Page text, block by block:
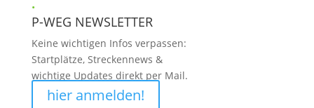
•
P-WEG NEWSLETTER
Keine wichtigen Infos verpassen:
Startplätze, Streckennews &
wichtige Updates direkt per Mail.
hier anmelden!